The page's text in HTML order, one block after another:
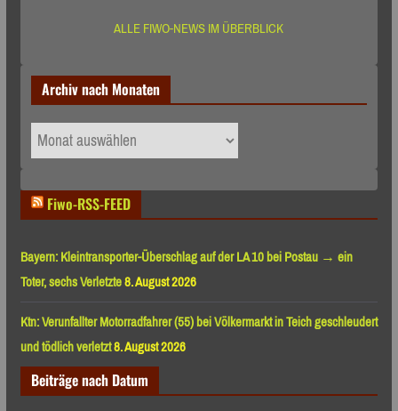
ALLE FIWO-NEWS IM ÜBERBLICK
Archiv nach Monaten
Archiv
nach
Fiwo-RSS-FEED
Bayern: Kleintransporter-Überschlag auf der LA 10 bei Postau → ein
Toter, sechs Verletzte8. August 2026
Ktn: Verunfallter Motorradfahrer (55) bei Völkermarkt in Teich geschleudert
und tödlich verletzt8. August 2026
Beiträge nach Datum